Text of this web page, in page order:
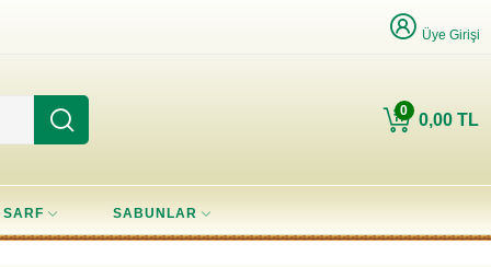
Üye Girişi
0,00 TL
0
SARF SABUNLAR